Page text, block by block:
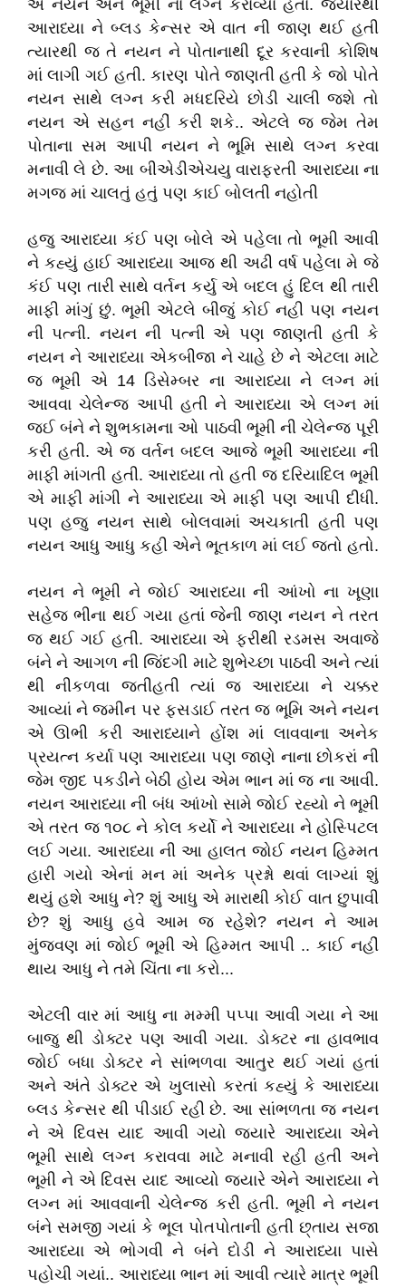
એ નયન અને ભૂમી ના લગ્ન કરાવ્યાં હતાં. જ્યારથી
આરાધ્યા ને બ્લડ કેન્સર એ વાત ની જાણ થઈ હતી
ત્યારથી જ તે નયન ને પોતાનાથી દૂર કરવાની કોશિષ
માં લાગી ગઈ હતી. કારણ પોતે જાણતી હતી કે જો પોતે
નયન સાથે લગ્ન કરી મધદરિયે છોડી ચાલી જશે તો
નયન એ સહન નહીં કરી શકે.. એટલે જ જેમ તેમ
પોતાના સમ આપી નયન ને ભૂમિ સાથે લગ્ન કરવા
મનાવી લે છે. આ બીએડીએચયુ વારાફરતી આરાધ્યા ના
મગજ માં ચાલતું હતું પણ કાઈ બોલતી નહોતી
હજુ આરાધ્યા કંઈ પણ બોલે એ પહેલા તો ભૂમી આવી
ને કહ્યું હાઈ આરાધ્યા આજ થી અઢી વર્ષ પહેલા મે જે
કંઈ પણ તારી સાથે વર્તન કર્યુ એ બદલ હું દિલ થી તારી
માફી માંગું છું. ભૂમી એટલે બીજું કોઈ નહી પણ નયન
ની પત્ની. નયન ની પત્ની એ પણ જાણતી હતી કે
નયન ને આરાધ્યા એકબીજા ને ચાહે છે ને એટલા માટે
જ ભૂમી એ 14 ડિસેમ્બર ના આરાધ્યા ને લગ્ન માં
આવવા ચેલેન્જ આપી હતી ને આરાધ્યા એ લગ્ન માં
જઈ બંને ને શુભકામના ઓ પાઠવી ભૂમી ની ચેલેન્જ પૂરી
કરી હતી. એ જ વર્તન બદલ આજે ભૂમી આરાધ્યા ની
માફી માંગતી હતી. આરાધ્યા તો હતી જ દરિયાદિલ ભૂમી
એ માફી માંગી ને આરાધ્યા એ માફી પણ આપી દીધી.
પણ હજુ નયન સાથે બોલવામાં અચકાતી હતી પણ
નયન આધુ આધુ કહી એને ભૂતકાળ માં લઈ જતો હતો.
નયન ને ભૂમી ને જોઈ આરાધ્યા ની આંખો ના ખૂણા
સહેજ ભીના થઈ ગયા હતાં જેની જાણ નયન ને તરત
જ થઈ ગઈ હતી. આરાધ્યા એ ફરીથી રડમસ અવાજે
બંને ને આગળ ની જિંદગી માટે શુભેચ્છા પાઠવી અને ત્યાં
થી નીકળવા જતીહતી ત્યાં જ આરાધ્યા ને ચક્કર
આવ્યાં ને જમીન પર ફસડાઈ તરત જ ભૂમિ અને નયન
એ ઊભી કરી આરાધ્યાને હોંશ માં લાવવાના અનેક
પ્રયત્ન કર્યા પણ આરાધ્યા પણ જાણે નાના છોકરાં ની
જેમ જીદ પકડીને બેઠી હોય એમ ભાન માં જ ના આવી.
નયન આરાધ્યા ની બંધ આંખો સામે જોઈ રહ્યો ને ભૂમી
એ તરત જ ૧૦૮ ને કોલ કર્યો ને આરાધ્યા ને હોસ્પિટલ
લઈ ગયા. આરાધ્યા ની આ હાલત જોઈ નયન હિમ્મત
હારી ગયો એનાં મન માં અનેક પ્રશ્નો થવાં લાગ્યાં શું
થયું હશે આધુ ને? શું આધુ એ મારાથી કોઈ વાત છુપાવી
છે? શું આધુ હવે આમ જ રહેશે? નયન ને આમ
મુંજવણ માં જોઈ ભૂમી એ હિમ્મત આપી .. કાઈ નહીં
થાય આધુ ને તમે ચિંતા ના કરો...
એટલી વાર માં આધુ ના મમ્મી પપ્પા આવી ગયા ને આ
બાજુ થી ડોક્ટર પણ આવી ગયા. ડોક્ટર ના હાવભાવ
જોઈ બધા ડોક્ટર ને સાંભળવા આતુર થઈ ગયાં હતાં
અને અંતે ડોક્ટર એ ખુલાસો કરતાં કહ્યું કે આરાધ્યા
બ્લડ કેન્સર થી પીડાઈ રહી છે. આ સાંભળતા જ નયન
ને એ દિવસ યાદ આવી ગયો જ્યારે આરાધ્યા એને
ભૂમી સાથે લગ્ન કરાવવા માટે મનાવી રહી હતી અને
ભૂમી ને એ દિવસ યાદ આવ્યો જ્યારે એને આરાધ્યા ને
લગ્ન માં આવવાની ચેલેન્જ કરી હતી. ભૂમી ને નયન
બંને સમજી ગયાં કે ભૂલ પોતપોતાની હતી છ્તાય સજા
આરાધ્યા એ ભોગવી ને બંને દોડી ને આરાધ્યા પાસે
પહોચી ગયાં.. આરાધ્યા ભાન માં આવી ત્યારે માત્ર ભૂમી